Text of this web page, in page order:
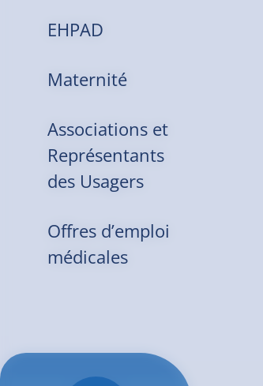
EHPAD
Maternité
Associations et
Représentants
des Usagers
Offres d’emploi
médicales